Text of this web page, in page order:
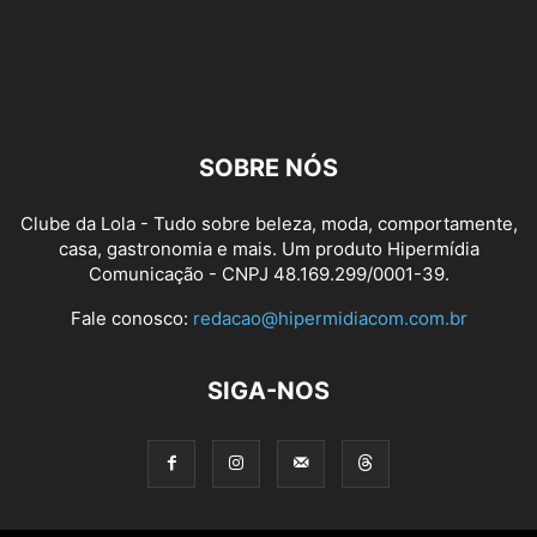
SOBRE NÓS
Clube da Lola - Tudo sobre beleza, moda, comportamente,
casa, gastronomia e mais. Um produto Hipermídia
Comunicação - CNPJ 48.169.299/0001-39.
Fale conosco: redacao@hipermidiacom.com.br
SIGA-NOS